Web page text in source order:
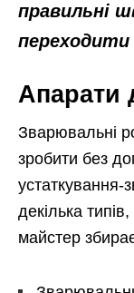
правильні
Апарати
Зварювальні
зробити без
устаткування-
декілька
майстер